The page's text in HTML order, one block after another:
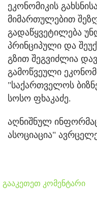
ეკონომიკის
მიმართულებით
გადაწყვეტილება
პრინციპული და
გზით შეგვიძლია
გამოწვეული
"საქართველოს
სოსო ფხაკაძე.
აღნიშნულ
ასოციაცია"
გააკეთეთ კომენტარი